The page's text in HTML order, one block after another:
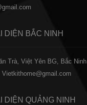
DIỆN BẮC NINH
Trà, Việt Yên BG, Bắc Ninh
Vietkithome@gmail.com
DIỆN QUẢNG NINH